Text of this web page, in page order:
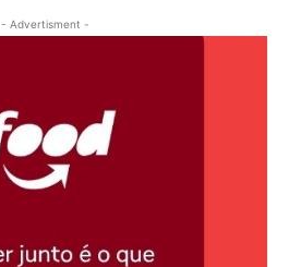
- Advertisment -